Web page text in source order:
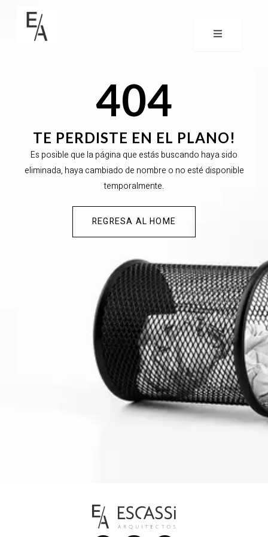
404
TE PERDISTE EN EL PLANO!
Es posible que la página que estás buscando haya sido
eliminada, haya cambiado de nombre o no esté disponible
temporalmente.
REGRESA AL HOME